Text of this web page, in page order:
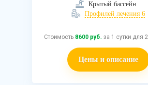
Крытый бассейн
Профилей лечения 6
Стоимость 8600 руб. за 1 сутки для
Цены и описание